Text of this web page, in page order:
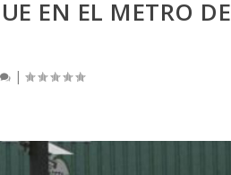
EN EL METRO DE
|